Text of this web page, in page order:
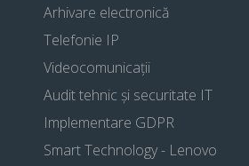
Arhivare electronică
Telefonie IP
Videocomunicații
Audit tehnic și securitate IT
Implementare GDPR
Smart Technology - Lenovo